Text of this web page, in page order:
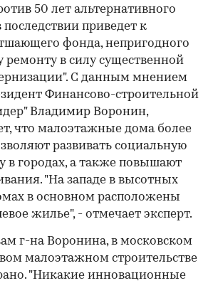
50 лет альтернативного
последствии приведет к
фонда, непригодного
ремонту в силу существенной
С данным мнением
Финансово-строительной
Владимир Воронин,
что малоэтажные дома более
развивать социальную
в городах, а также повышают
"На западе в высотных
в основном расположены
жилье", - отмечает эксперт.
г-на Воронина, в московском
малоэтажном строительстве
"Никакие инновационные